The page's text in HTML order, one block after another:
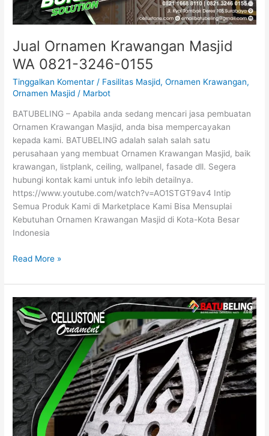
Jual Ornamen Krawangan Masjid
WA 0821-3246-0155
Tinggalkan Komentar / Fasilitas Masjid,Ornamen Krawangan,
Ornamen Masjid / Marbot
BATUBELING – Apabila anda sedang mencari jasa pembuatan
Ornamen Krawangan Masjid, anda bisa mempercayakan
kepada kami. BATUBELING adalah salah salah satu
perusahaan yang membuat Ornamen Krawangan Masjid, baik
krawangan, listplank, ceiling, wallpanel, fasade dll. Segera
hubungi kontak kami untuk info lebih detailnya.
https://www.youtube.com/watch?v=AO1STGT9av4 Intip
Semua Produk Kami di Marketplace Kami Bisa Mensuplai
Kebutuhan Ornamen Krawangan Masjid di Kota-Kota Besar
Indonesia
Read More »
Jual
Ornamen
Masjid
Terbaru
WA
0821-
3246-
0155